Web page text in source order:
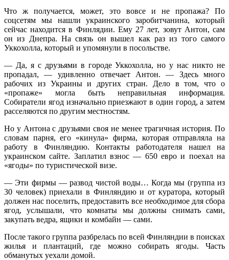
Что ж получается, может, это вовсе и не пропажа? По
соцсетям мы нашли украинского заробитчанина, который
сейчас находится в Финлядии. Ему 27 лет, зовут Антон, сам
он из Днепра. На связь он вышел как раз из того самого
Уккохолла, который и упомянули в посольстве.
— Да, я с друзьями в городе Уккохолла, но у нас никто не
пропадал, — удивленно отвечает Антон. — Здесь много
рабочих из Украины и других стран. Дело в том, что о
«пропаже» могла быть неправильная информация.
Собиратели ягод изначально приезжают в один город, а затем
расселяются по другим местностям.
Но у Антона с друзьями своя не менее трагичная история. По
словам парня, его «кинула» фирма, которая отправляла на
работу в Финляндию. Контакты работодателя нашел на
украинском сайте. Заплатил взнос — 650 евро и поехал на
«ягоды» по туристической визе.
— Эти фирмы — развод чистой воды… Когда мы (группа из
30 человек) приехали в Финляндию и от куратора, который
должен нас поселить, предоставить все необходимое для сбора
ягод, услышали, что комнаты мы должны снимать сами,
закупать ведра, ящики и комбайн — сами.
После такого группа разбрелась по всей Финляндии в поисках
жилья и плантаций, где можно собирать ягоды. Часть
обманутых уехали домой.